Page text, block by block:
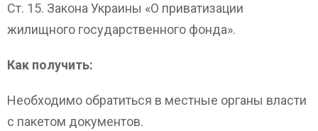
Ст. 15. Закона Украины «О приватизации
жилищного государственного фонда».
Как получить:
Необходимо обратиться в местные органы власти
с пакетом документов.